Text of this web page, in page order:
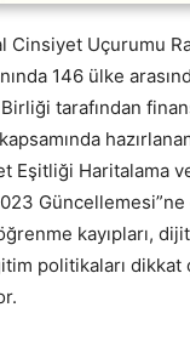
Cinsiyet Uçurumu
146 ülke
tarafından
Eşitliği Haritalama
kayıpları,
politikaları dikkat